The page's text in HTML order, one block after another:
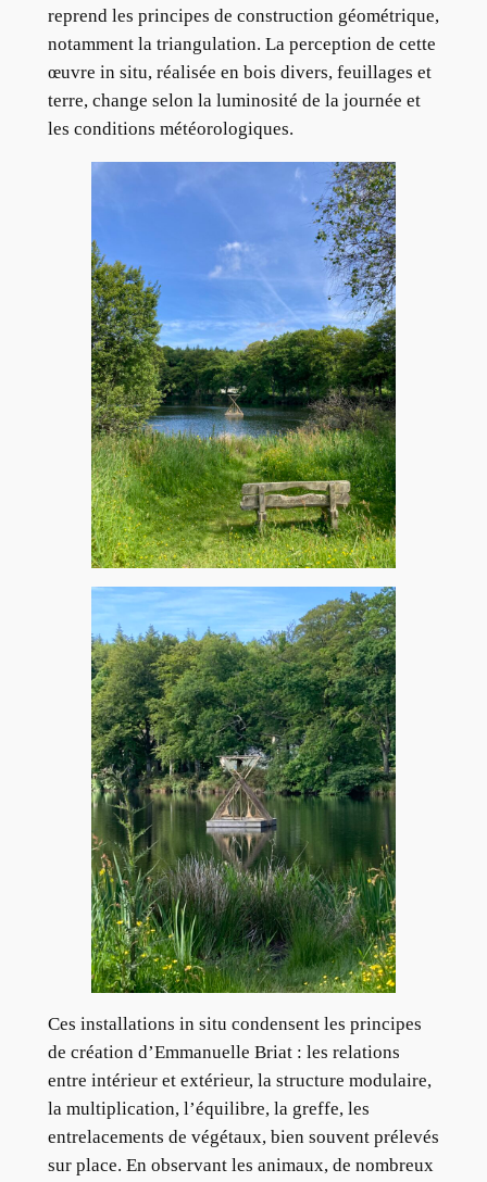
reprend les principes de construction géométrique,
notamment la triangulation. La perception de cette
œuvre in situ, réalisée en bois divers, feuillages et
terre, change selon la luminosité de la journée et
les conditions météorologiques.
Ces installations in situ condensent les principes
de création d’Emmanuelle Briat : les relations
entre intérieur et extérieur, la structure modulaire,
la multiplication, l’équilibre, la greffe, les
entrelacements de végétaux, bien souvent prélevés
sur place. En observant les animaux, de nombreux